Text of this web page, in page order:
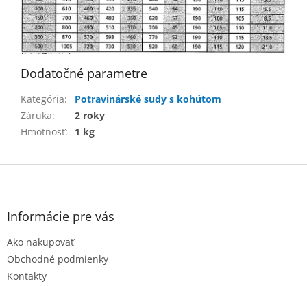
Dodatočné parametre
Kategória:
Potravinárské sudy s kohútom
Záruka:
2 roky
Hmotnosť: 1 kg
Z
Informácie pre vás
Ako nakupovať
Obchodné podmienky
Kontakty